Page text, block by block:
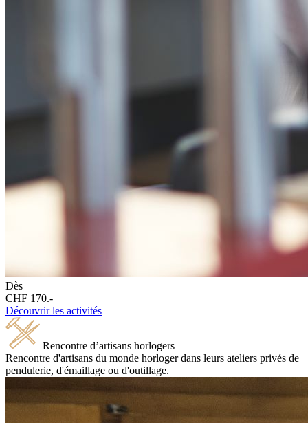
Dès
CHF 170.-
Découvrir les activités
Rencontre d’artisans horlogers
Rencontre d'artisans du monde horloger dans leurs ateliers privés de
pendulerie, d'émaillage ou d'outillage.